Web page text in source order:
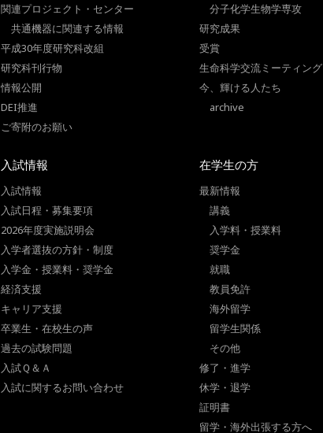
関連プロジェクト・センター
共通機器に関連する情報
平成30年度研究科改組
研究科刊行物
情報公開
DEI推進
ご寄附のお願い
分子化学生物学専攻
研究成果
受賞
生命科学交流ミーティング
今、輝ける人たち
archive
入試情報
入試情報
入試日程・募集要項
2026年度実施説明会
入学者選抜の方針・制度
入学金・授業料・奨学金
経済支援
キャリア支援
卒業生・在校生の声
過去の試験問題
入試Ｑ＆Ａ
入試に関するお問い合わせ
在学生の方
最新情報
講義
入学料・授業料
奨学金
就職
教員免許
海外留学
留学生関係
その他
修了・進学
休学・退学
証明書
留学・海外出張する方へ